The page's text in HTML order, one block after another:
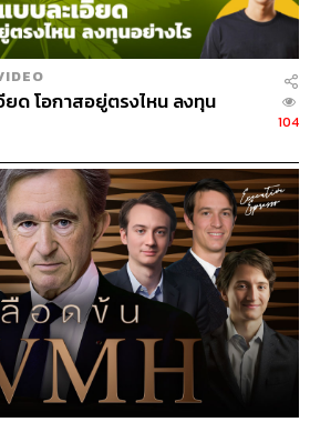
401
รินทร์ วนกิจไพบูลย์
รณาธิการบริหาร สำนักข่าว THE
วิทยากรด้านสื่อและการทำคอน
นต์ออนไลน์
ยด โอกาสอยู่ตรงไหน ลงทุน
104